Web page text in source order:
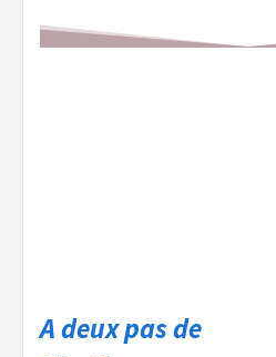
A deux pas de